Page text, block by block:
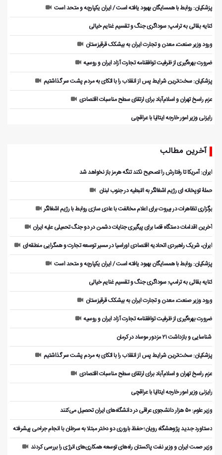
پزشکیان: روابط با همسایگان بهبود یافته است / ایران یکپارچه و متحد است
کنایه بقائی به ترامپ: سوداگری جنگ و تقسیم غنایم خیالی
ورود وزیر صنعت، معدن و تجارت ایران به بیشکک قرقیزستان
ضرورت بهره‌گیری از ظرفیت توافقنامه تجارت آزاد ایران و روسیه
پزشکیان: سخت‌ترین شرایط پس از انقلاب را با اتکای به مردم پشت سر گذاشتیم
عزم راسخ تهران و اسلام‌آباد برای ارتقای سطح مناسبات اقتصادی
رایزنی وزیر امور خارجه ایتالیا با عراقچی
آخرین مطالب
ایران: آمریکا تا رفتارش را تصحیح نکند تنگه هرمز باز نخواهد شد
حملۀ توپخانه ای رژیم اشغالگر به النبطیه در جنوب لبنان
برگزاری تظاهرات در بیروت برای اعلام مخالفت با عادی سازی روابط با رژیم اشغالگر
آخرین اقدامات دستگاه قضا برای پیگیری جنایات دشمن در دو جنگ تحمیلی علیه ایران
ایران، شریک راهبردی اتحادیه اقتصادی اوراسیا در مسیر توسعه تجارت و همگرایی منطقه‌ای
پزشکیان: روابط با همسایگان بهبود یافته است / ایران یکپارچه و متحد است
کنایه بقائی به ترامپ: سوداگری جنگ و تقسیم غنایم خیالی
ورود وزیر صنعت، معدن و تجارت ایران به بیشکک قرقیزستان
ضرورت بهره‌گیری از ظرفیت توافقنامه تجارت آزاد ایران و روسیه
️ شناسایی و بازداشت ۲۱ مزدور موساد در کرمان
پزشکیان: سخت‌ترین شرایط پس از انقلاب را با اتکای به مردم پشت سر گذاشتیم
عزم راسخ تهران و اسلام‌آباد برای ارتقای سطح مناسبات اقتصادی
رایزنی وزیر امور خارجه ایتالیا با عراقچی
وزیر علوم: ۵۰ هزار دانشجوی عراقی در دانشگاه‌های ایران تحصیل می‌کنند
دستاورد جدید پژوهشگاه رویان؛ حفظ باروری دو دختر مبتلا به سرطان با انجام جراحی پیشرفته
وزیر صمت ایران و وزیر نفت پاکستان راه‌های توسعه همکاری‌های انرژی را بررسی کردند